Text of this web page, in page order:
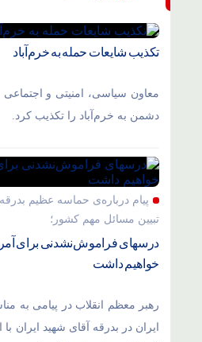
تکذیب شایعات حمله به خرم‌آباد
معاون سیاسی، امنیتی و اجتماعی
دشمن به خرم‌آباد را تکذیب کرد.
پیام درباره‌ی حماسه عظیم
تبیین مسائل مهم کشور؛
درسهای فراموش‌نشدنی برای
خواهیم داشت
رهبر معظم انقلاب در پیامی به
ایران در بدرقه آقای شهید ایران